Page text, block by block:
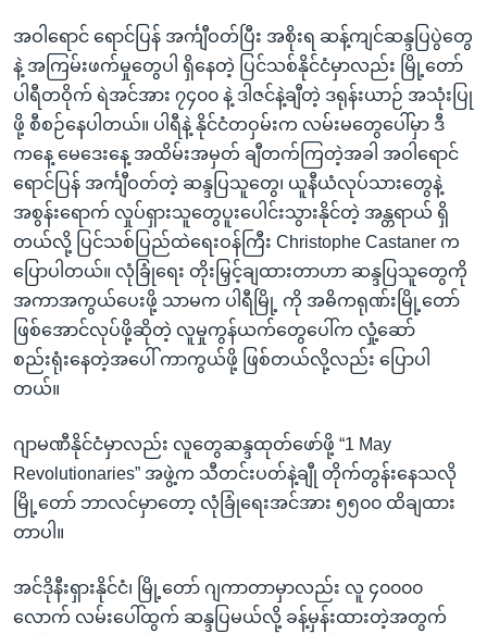
ရန်အဝါရောင် ရောင်ပြန် အင်္ကျီဝတ်ပြီး အစိုးရ ဆန့်ကျင်ဆန္ဒပြပွဲတွေ
နဲ့ အကြမ်းဖက်မှုတွေပါ ရှိနေတဲ့ ပြင်သစ်နိုင်ငံမှာလည်း မြို့တော်
ပါရီတဝိုက် ရဲအင်အား ၇၄၀၀ နဲ့ ဒါဇင်နဲ့ချီတဲ့ ဒရုန်းယာဉ် အသုံးပြု
ဖို့ စီစဉ်နေပါတယ်။ ပါရီနဲ့ နိုင်ငံတဝှမ်းက လမ်းမတွေပေါ်မှာ ဒီ
ကနေ့ မေဒေးနေ့ အထိမ်းအမှတ် ချီတက်ကြတဲ့အခါ အဝါရောင်
ရောင်ပြန် အင်္ကျီဝတ်တဲ့ ဆန္ဒပြသူတွေ၊ ယူနီယံလုပ်သားတွေနဲ့
အစွန်းရောက် လှုပ်ရှားသူတွေပူးပေါင်းသွားနိုင်တဲ့ အန္တရာယ် ရှိ
တယ်လို့ ပြင်သစ်ပြည်ထဲရေးဝန်ကြီး Christophe Castaner က
ပြောပါတယ်။ လုံခြုံရေး တိုးမြှင့်ချထားတာဟာ ဆန္ဒပြသူတွေကို
အကာအကွယ်ပေးဖို့ သာမက ပါရီမြို့ ကို အဓိကရုဏ်းမြို့တော်
ဖြစ်အောင်လုပ်ဖို့ဆိုတဲ့ လူမှုကွန်ယက်တွေပေါ်က လှုံ့ဆော်
စည်းရုံးနေတဲ့အပေါ် ကာကွယ်ဖို့ ဖြစ်တယ်လို့လည်း ပြောပါ
တယ်။
ဂျာမဏီနိုင်ငံမှာလည်း လူတွေဆန္ဒထုတ်ဖော်ဖို့ “1 May
Revolutionaries” အဖွဲ့က သီတင်းပတ်နဲ့ချီု တိုက်တွန်းနေသလို
မြို့တော် ဘာလင်မှာတော့ လုံခြုံရေးအင်အား ၅၅၀၀ ထိချထား
တာပါ။
အင်ဒိုနီးရှားနိုင်ငံ၊ မြို့တော် ဂျကာတာမှာလည်း လူ ၄၀၀၀၀
လောက် လမ်းပေါ်ထွက် ဆန္ဒပြမယ်လို့ ခန့်မှန်းထားတဲ့အတွက်